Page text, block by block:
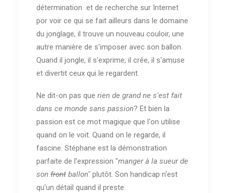
détermination et de recherche sur Internet
por voir ce qui se fait ailleurs dans le domaine
du jonglage, il trouve un nouveau couloir, une
autre manière de s'imposer avec son ballon.
Quand il jongle, il s'exprime, il crée, il s'amuse
et divertit ceux qui le regardent.
Ne dit-on pas que rien de grand ne s'est fait
dans ce monde sans passion? Et bien la
passion est ce mot magique que l'on utilise
quand on le voit. Quand on le regarde, il
fascine. Stéphane est la démonstration
parfaite de l'expression "manger à la sueur de
son front ballon" plutôt. Son handicap n'est
qu'un détail quand il preste.